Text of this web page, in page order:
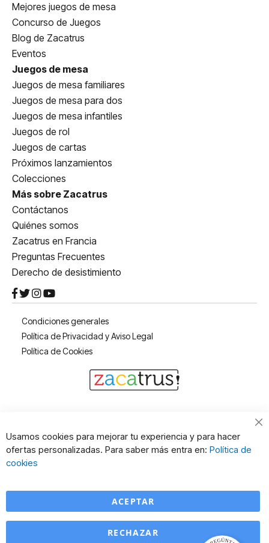
Mejores juegos de mesa
Concurso de Juegos
Blog de Zacatrus
Eventos
Juegos de mesa
Juegos de mesa familiares
Juegos de mesa para dos
Juegos de mesa infantiles
Juegos de rol
Juegos de cartas
Próximos lanzamientos
Colecciones
Más sobre Zacatrus
Contáctanos
Quiénes somos
Zacatrus en Francia
Preguntas Frecuentes
Derecho de desistimiento
Condiciones generales
Política de Privacidad y Aviso Legal
Política de Cookies
Usamos cookies para mejorar tu experiencia y para hacer
ofertas personalizadas. Para saber más entra en: Política de
cookies
ACEPTAR
RECHAZAR